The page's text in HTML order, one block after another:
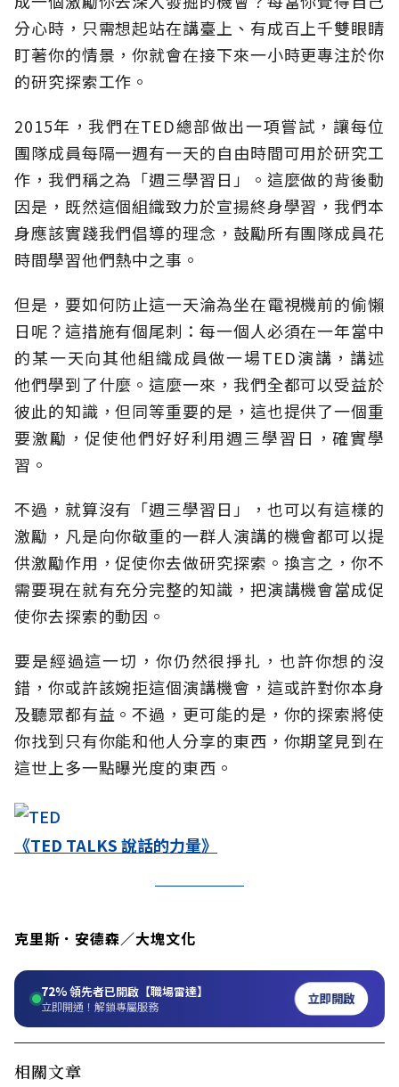
分心時，只需想起站在講臺上、有成百上千雙眼睛
盯著你的情景，你就會在接下來一小時更專注於你
的研究探索工作。
2015年，我們在TED總部做出一項嘗試，讓每位
團隊成員每隔一週有一天的自由時間可用於研究工
作，我們稱之為「週三學習日」。這麼做的背後動
因是，既然這個組織致力於宣揚終身學習，我們本
身應該實踐我們倡導的理念，鼓勵所有團隊成員花
時間學習他們熱中之事。
但是，要如何防止這一天淪為坐在電視機前的偷懶
日呢？這措施有個尾刺：每一個人必須在一年當中
的某一天向其他組織成員做一場TED演講，講述
他們學到了什麼。這麼一來，我們全都可以受益於
彼此的知識，但同等重要的是，這也提供了一個重
要激勵，促使他們好好利用週三學習日，確實學
習。
不過，就算沒有「週三學習日」，也可以有這樣的
激勵，凡是向你敬重的一群人演講的機會都可以提
供激勵作用，促使你去做研究探索。換言之，你不
需要現在就有充分完整的知識，把演講機會當成促
使你去探索的動因。
要是經過這一切，你仍然很掙扎，也許你想的沒
錯，你或許該婉拒這個演講機會，這或許對你本身
及聽眾都有益。不過，更可能的是，你的探索將使
你找到只有你能和他人分享的東西，你期望見到在
這世上多一點曝光度的東西。
《TED TALKS 說話的力量》
克里斯．安德森／大塊文化
72%領先者已開啟【職場雷達】
立即開通！解鎖專屬服務 立即開啟
相關文章